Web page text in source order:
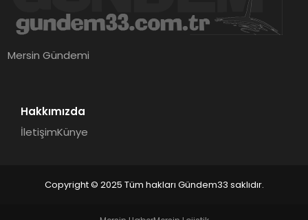
Mersin Gündemi
Hakkımızda
İletişimKünye
Copyright © 2025 Tüm hakları Gündem33 saklıdır.